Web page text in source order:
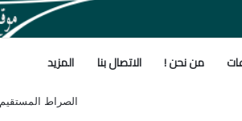
من نحن ! الاتصال بنا المزيد
الصراط المستقيم